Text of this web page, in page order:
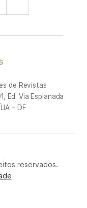
de Revistas
Ed. Via Esplanada
– DF
reservados.